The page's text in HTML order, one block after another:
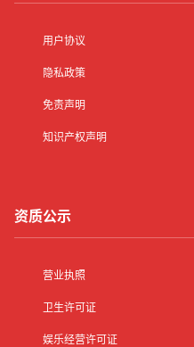
用户协议
隐私政策
免责声明
知识产权声明
资质公示
营业执照
卫生许可证
娱乐经营许可证